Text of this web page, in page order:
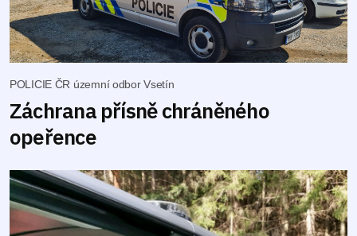
POLICIE ČR územní odbor Vsetín
Záchrana přísně chráněného
opeřence